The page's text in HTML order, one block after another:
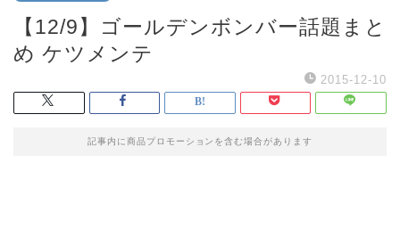
【12/9】ゴールデンボンバー話題まと
め ケツメンテ
2015-12-10
記事内に商品プロモーションを含む場合があります